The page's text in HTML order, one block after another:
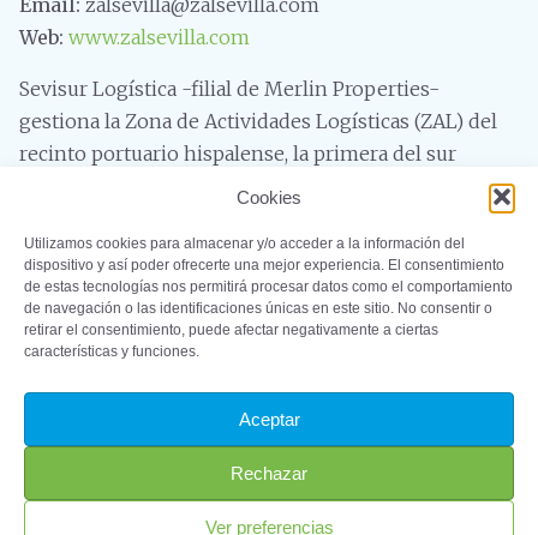
Cookies
Utilizamos cookies para almacenar y/o acceder a la información del
dispositivo y así poder ofrecerte una mejor experiencia. El consentimiento
de estas tecnologías nos permitirá procesar datos como el comportamiento
de navegación o las identificaciones únicas en este sitio. No consentir o
retirar el consentimiento, puede afectar negativamente a ciertas
características y funciones.
Aceptar
Rechazar
Ver preferencias
Web: www.zalsevilla.com
Sevisur Logística -filial de Merlin Properties-
gestiona la Zona de Actividades Logísticas (ZAL) del
recinto portuario hispalense, la primera del sur
peninsular. Dispone de una superficie de 54
construidas, desde donde se presta servicio de
almacenamiento y distribución a toda Andalucía,
Extremadura, las Islas Canarias y el norte de África.
©2023 – ProSevillaPort. Todos los derechos reservados
Aviso Legal Política de Privacidad
Política